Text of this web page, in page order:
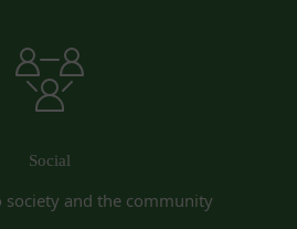
Social
and the community
意を得た場合、お客様情報（個
ます。）を第三者である会社、
ることがあります。
析、メール送信、ホスティング
する第三者、または、当社のマ
トが提供する情報サービス
各種サービス
とします。
本サービスの会員登録ページか